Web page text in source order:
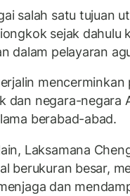
salah satu tujuan
sejak dahulu
dalam pelayaran
mencerminkan
dan negara-negara
berabad-abad.
Laksamana
berukuran besar,
dan